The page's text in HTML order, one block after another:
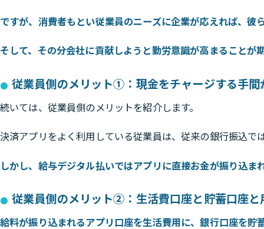
ですが、消費者もとい従業員のニーズに企業が応えれば、
そして、その分会社に貢献しようと勤労意識が高まることが
従業員側のメリット①：現金をチャージする手間
続いては、従業員側のメリットを紹介します。
決済アプリをよく利用している従業員は、従来の銀行振込
しかし、給与デジタル払いではアプリに直接お金が振り込
従業員側のメリット②：生活費口座と貯蓄口座
給料が振り込まれるアプリ口座を生活費用に、銀行口座を